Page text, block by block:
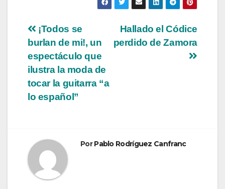
Navegación
de
entradas
Hallado el Códice
perdido de Zamora
¡Todos se
burlan de mi!, un
espectáculo que
ilustra la moda de
tocar la guitarra “a
lo español”
PorPablo Rodríguez Canfranc